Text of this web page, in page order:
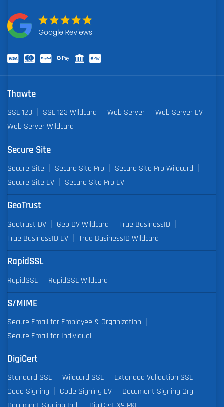
Thawte
SSL 123 SSL 123 Wildcard Web Server
Web Server EV
Web Server Wildcard
Secure Site
Secure Site Secure Site Pro
Secure Site Pro Wildcard
Secure Site EV
Secure Site Pro EV
GeoTrust
Geotrust DV Geo DV Wildcard
True BusinessID
True BusinessID EV
True BusinessID Wildcard
RapidSSL
RapidSSL RapidSSL Wildcard
S/MIME
Secure Email for Employee & Organization
Secure Email for Individual
DigiCert
Standard SSL Wildcard SSL
Extended Validation SSL
Code Signing
Code Signing EV
Document Signing Org.